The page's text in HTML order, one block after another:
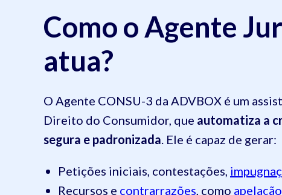
Como o Agente
atua?
O Agente CONSU-3 da ADVBOX é um
Direito do Consumidor, que automatiza a
segura e padronizada . Ele é capaz de gerar:
Petições iniciais, contestações,
Recursos e contrarrazões , como apelação